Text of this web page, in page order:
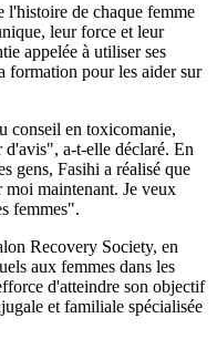
l'histoire de chaque femme
leur force et leur
appelée à utiliser ses
formation pour les aider sur
conseil en toxicomanie,
a-t-elle déclaré. En
gens, Fasihi a réalisé que
maintenant. Je veux
femmes".
Recovery Society, en
aux femmes dans les
d'atteindre son objectif
et familiale spécialisée